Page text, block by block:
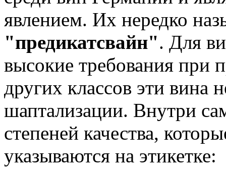
явлением. Их нередко
"предикатсвайн". Для
высокие требования при
других классов эти вина
шаптализации. Внутри
степеней качества,
указываются на этикетке: